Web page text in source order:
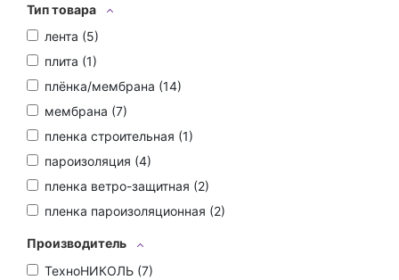
Тип товара
лента (5)
плита (1)
плёнка/мембрана (14)
мембрана (7)
пленка строительная (1)
пароизоляция (4)
пленка ветро-защитная (2)
пленка пароизоляционная (2)
Производитель
ТехноНИКОЛЬ (7)